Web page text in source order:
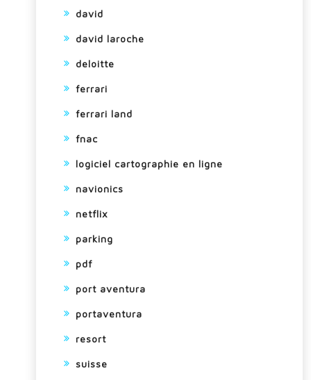
david
david laroche
deloitte
ferrari
ferrari land
fnac
logiciel cartographie en ligne
navionics
netflix
parking
pdf
port aventura
portaventura
resort
suisse